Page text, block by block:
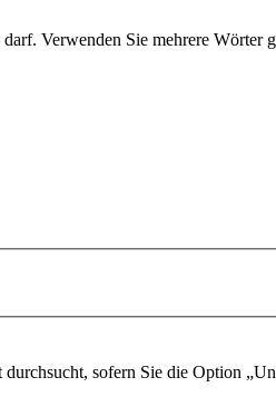
Verwenden Sie mehrere Wörter
sofern Sie die Option